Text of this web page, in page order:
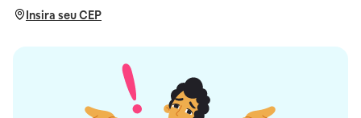
Insira seu CEP